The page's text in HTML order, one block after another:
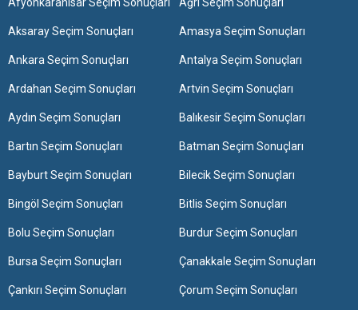
Aksaray Seçim Sonuçları Amasya Seçim Sonuçları
Ankara Seçim Sonuçları Antalya Seçim Sonuçları
Ardahan Seçim Sonuçları Artvin Seçim Sonuçları
Aydın Seçim Sonuçları Balıkesir Seçim Sonuçları
Bartın Seçim Sonuçları Batman Seçim Sonuçları
Bayburt Seçim Sonuçları Bilecik Seçim Sonuçları
Bingöl Seçim Sonuçları Bitlis Seçim Sonuçları
Bolu Seçim Sonuçları Burdur Seçim Sonuçları
Bursa Seçim Sonuçları Çanakkale Seçim Sonuçları
Çankırı Seçim Sonuçları Çorum Seçim Sonuçları